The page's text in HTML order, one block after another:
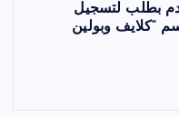
بطلب لتسجيل
“كلايف وبولين